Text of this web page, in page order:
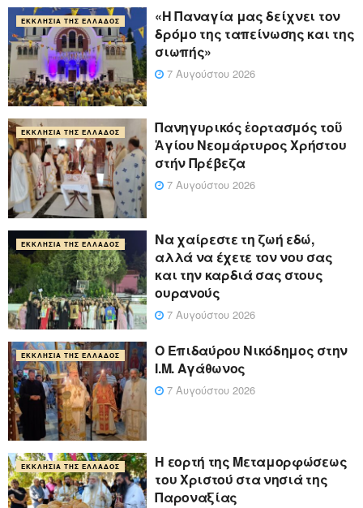
ΕΚΚΛΗΣΊΑ ΤΗΣ ΕΛΛΆΔΟΣ
«Η Παναγία μας δείχνει τον
δρόμο της ταπείνωσης και της
σιωπής»
7 Αυγούστου 2026
ΕΚΚΛΗΣΊΑ ΤΗΣ ΕΛΛΆΔΟΣ
Πανηγυρικός ἑορτασμός τοῦ
Ἁγίου Νεομάρτυρος Χρήστου
στήν Πρέβεζα
7 Αυγούστου 2026
ΕΚΚΛΗΣΊΑ ΤΗΣ ΕΛΛΆΔΟΣ
Να χαίρεστε τη ζωή εδώ,
αλλά να έχετε τον νου σας
και την καρδιά σας στους
ουρανούς
7 Αυγούστου 2026
ΕΚΚΛΗΣΊΑ ΤΗΣ ΕΛΛΆΔΟΣ
Ο Επιδαύρου Νικόδημος στην
Ι.Μ. Αγάθωνος
7 Αυγούστου 2026
ΕΚΚΛΗΣΊΑ ΤΗΣ ΕΛΛΆΔΟΣ
Η εορτή της Μεταμορφώσεως
του Χριστού στα νησιά της
Παροναξίας